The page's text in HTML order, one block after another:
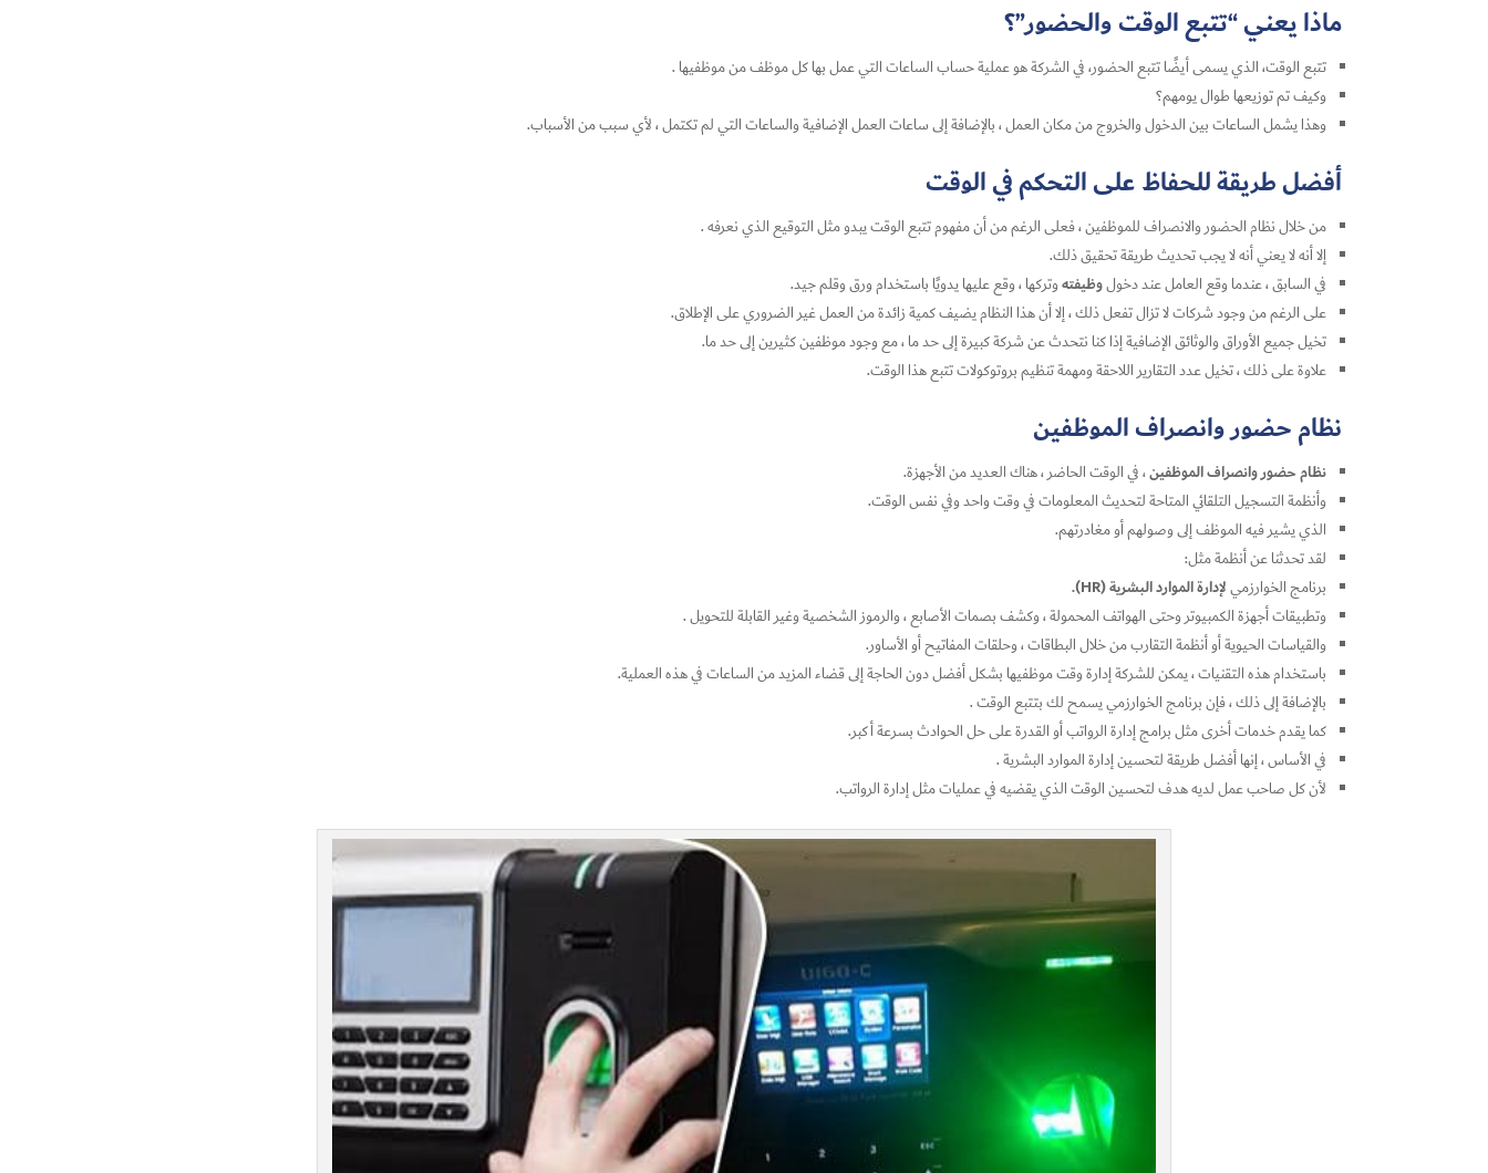
ماذا يعني “تتبع الوقت والحضور”؟
تتبع الوقت، الذي يسمى أيضًا تتبع الحضور، في الشركة هو عملية حساب الساعات التي عمل بها كل موظف من موظفيها .
وكيف تم توزيعها طوال يومهم؟
وهذا يشمل الساعات بين الدخول والخروج من مكان العمل ، بالإضافة إلى ساعات العمل الإضافية والساعات التي لم تكتمل ، لأي سبب من الأسباب.
أفضل طريقة للحفاظ على التحكم في الوقت
من خلال نظام الحضور والانصراف للموظفين ، فعلى الرغم من أن مفهوم تتبع الوقت يبدو مثل التوقيع الذي نعرفه .
إلا أنه لا يعني أنه لا يجب تحديث طريقة تحقيق ذلك.
في السابق ، عندما وقع العامل عند دخولوظيفتهوتركها ، وقع عليها يدويًا باستخدام ورق وقلم جيد.
على الرغم من وجود شركات لا تزال تفعل ذلك ، إلا أن هذا النظام يضيف كمية زائدة من العمل غير الضروري على الإطلاق.
تخيل جميع الأوراق والوثائق الإضافية إذا كنا نتحدث عن شركة كبيرة إلى حد ما ، مع وجود موظفين كثيرين إلى حد ما.
علاوة على ذلك ، تخيل عدد التقارير اللاحقة ومهمة تنظيم بروتوكولات تتبع هذا الوقت.
نظام حضور وانصراف الموظفين
نظام حضور وانصراف الموظفين، في الوقت الحاضر ، هناك العديد من الأجهزة.
وأنظمة التسجيل التلقائي المتاحة لتحديث المعلومات في وقت واحد وفي نفس الوقت.
الذي يشير فيه الموظف إلى وصولهم أو مغادرتهم.
لقد تحدثنا عن أنظمة مثل:
برنامج الخوارزميلإدارة الموارد البشرية (HR).
وتطبيقات أجهزة الكمبيوتر وحتى الهواتف المحمولة ، وكشف بصمات الأصابع ، والرموز الشخصية وغير القابلة للتحويل .
والقياسات الحيوية أو أنظمة التقارب من خلال البطاقات ، وحلقات المفاتيح أو الأساور.
باستخدام هذه التقنيات ، يمكن للشركة إدارة وقت موظفيها بشكل أفضل دون الحاجة إلى قضاء المزيد من الساعات في هذه العملية.
بالإضافة إلى ذلك ، فإن برنامج الخوارزمي يسمح لك بتتبع الوقت .
كما يقدم خدمات أخرى مثل برامج إدارة الرواتب أو القدرة على حل الحوادث بسرعة أكبر.
في الأساس ، إنها أفضل طريقة لتحسين إدارة الموارد البشرية .
لأن كل صاحب عمل لديه هدف لتحسين الوقت الذي يقضيه في عمليات مثل إدارة الرواتب.